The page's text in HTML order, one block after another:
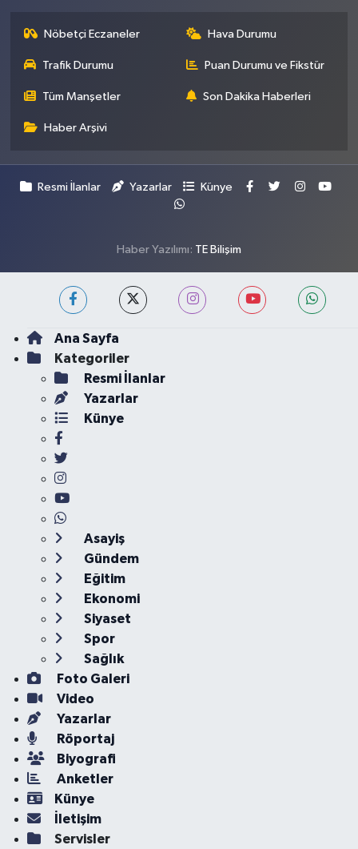
Nöbetçi Eczaneler Hava Durumu
Trafik Durumu Puan Durumu ve Fikstür
Tüm Manşetler Son Dakika Haberleri
Haber Arşivi
Resmi İlanlar Yazarlar Künye
Haber Yazılımı: TE Bilişim
Ana Sayfa
Kategoriler
Resmi İlanlar
Yazarlar
Künye
Asayiş
Gündem
Eğitim
Ekonomi
Siyaset
Spor
Sağlık
Foto Galeri
Video
Yazarlar
Röportaj
Biyografi
Anketler
Künye
İletişim
Servisler